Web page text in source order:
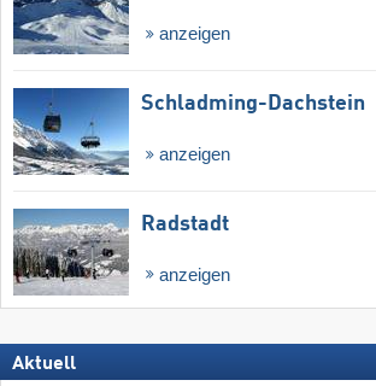
anzeigen
Schladming-Dachstein
anzeigen
Radstadt
anzeigen
Aktuell